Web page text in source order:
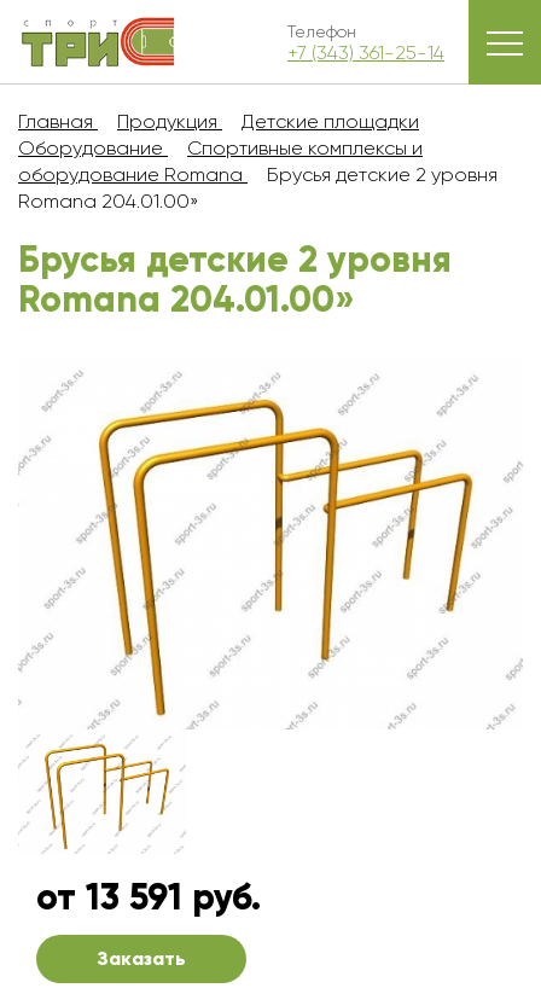
Телефон
+7 (343) 361-25-14
Главная Продукция
Детские площадки
Оборудование
Спортивные комплексы и
оборудование Romana
Брусья детские 2 уровня
Romana 204.01.00»
Брусья детские 2 уровня
Romana 204.01.00»
от 13 591 руб.
Заказать